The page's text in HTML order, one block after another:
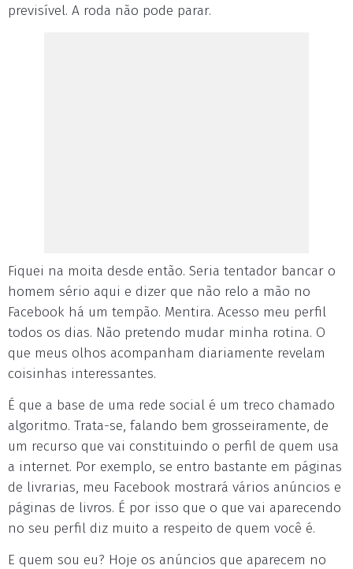
previsível. A roda não pode parar.
Fiquei na moita desde então. Seria tentador bancar o
homem sério aqui e dizer que não relo a mão no
Facebook há um tempão. Mentira. Acesso meu perfil
todos os dias. Não pretendo mudar minha rotina. O
que meus olhos acompanham diariamente revelam
coisinhas interessantes.
É que a base de uma rede social é um treco chamado
algoritmo. Trata-se, falando bem grosseiramente, de
um recurso que vai constituindo o perfil de quem usa
a internet. Por exemplo, se entro bastante em páginas
de livrarias, meu Facebook mostrará vários anúncios e
páginas de livros. É por isso que o que vai aparecendo
no seu perfil diz muito a respeito de quem você é.
E quem sou eu? Hoje os anúncios que aparecem no